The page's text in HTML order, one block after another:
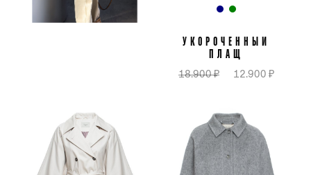
УКОРОЧЕННЫЙ
ПЛАЩ
18.900 ₽ 12.900 ₽